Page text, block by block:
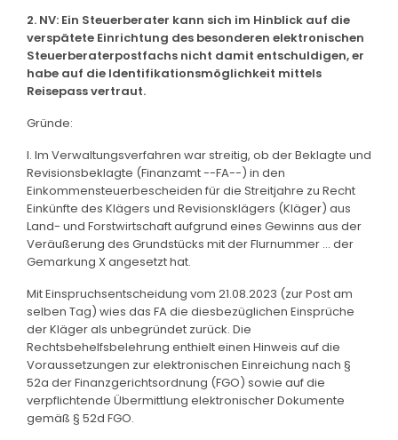
2. NV: Ein Steuerberater kann sich im Hinblick auf die
verspätete Einrichtung des besonderen elektronischen
Steuerberaterpostfachs nicht damit entschuldigen, er
habe auf die Identifikationsmöglichkeit mittels
Reisepass vertraut.
Gründe:
I. Im Verwaltungsverfahren war streitig, ob der Beklagte und
Revisionsbeklagte (Finanzamt --FA--) in den
Einkommensteuerbescheiden für die Streitjahre zu Recht
Einkünfte des Klägers und Revisionsklägers (Kläger) aus
Land- und Forstwirtschaft aufgrund eines Gewinns aus der
Veräußerung des Grundstücks mit der Flurnummer ... der
Gemarkung X angesetzt hat.
Mit Einspruchsentscheidung vom 21.08.2023 (zur Post am
selben Tag) wies das FA die diesbezüglichen Einsprüche
der Kläger als unbegründet zurück. Die
Rechtsbehelfsbelehrung enthielt einen Hinweis auf die
Voraussetzungen zur elektronischen Einreichung nach §
52a der Finanzgerichtsordnung (FGO) sowie auf die
verpflichtende Übermittlung elektronischer Dokumente
gemäß § 52d FGO.